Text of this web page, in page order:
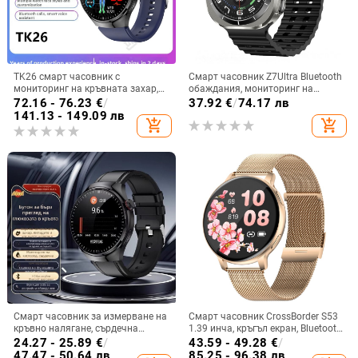
TK26 смарт часовник с
мониторинг на кръвната захар,
ЕКГ мониторинг, измерване на
сърдечния ритъм, кислород в
кръвта и крачкомер
72.16 - 76.23 €/
141.13 - 149.09 лв
add_shopping_cart
Смарт часовник Z7Ultra Bluetooth
обаждания, мониторинг на
сърдечен ритъм, кръвно
налягане, следене на съня и
водоустойчив
37.92 €/74.17 лв
add_shopping_cart
Смарт часовник за измерване на
кръвно налягане, сърдечна
честота и кислород в кръвта, NFC
плащания и мониторинг на съня
24.27 - 25.89 €/
Смарт часовник CrossBorder S53
1.39 инча, кръгъл екран, Bluetooth,
крачкомер, наблюдение на съня,
кръвно налягане, мулти-спорт,
43.59 - 49.28 €/